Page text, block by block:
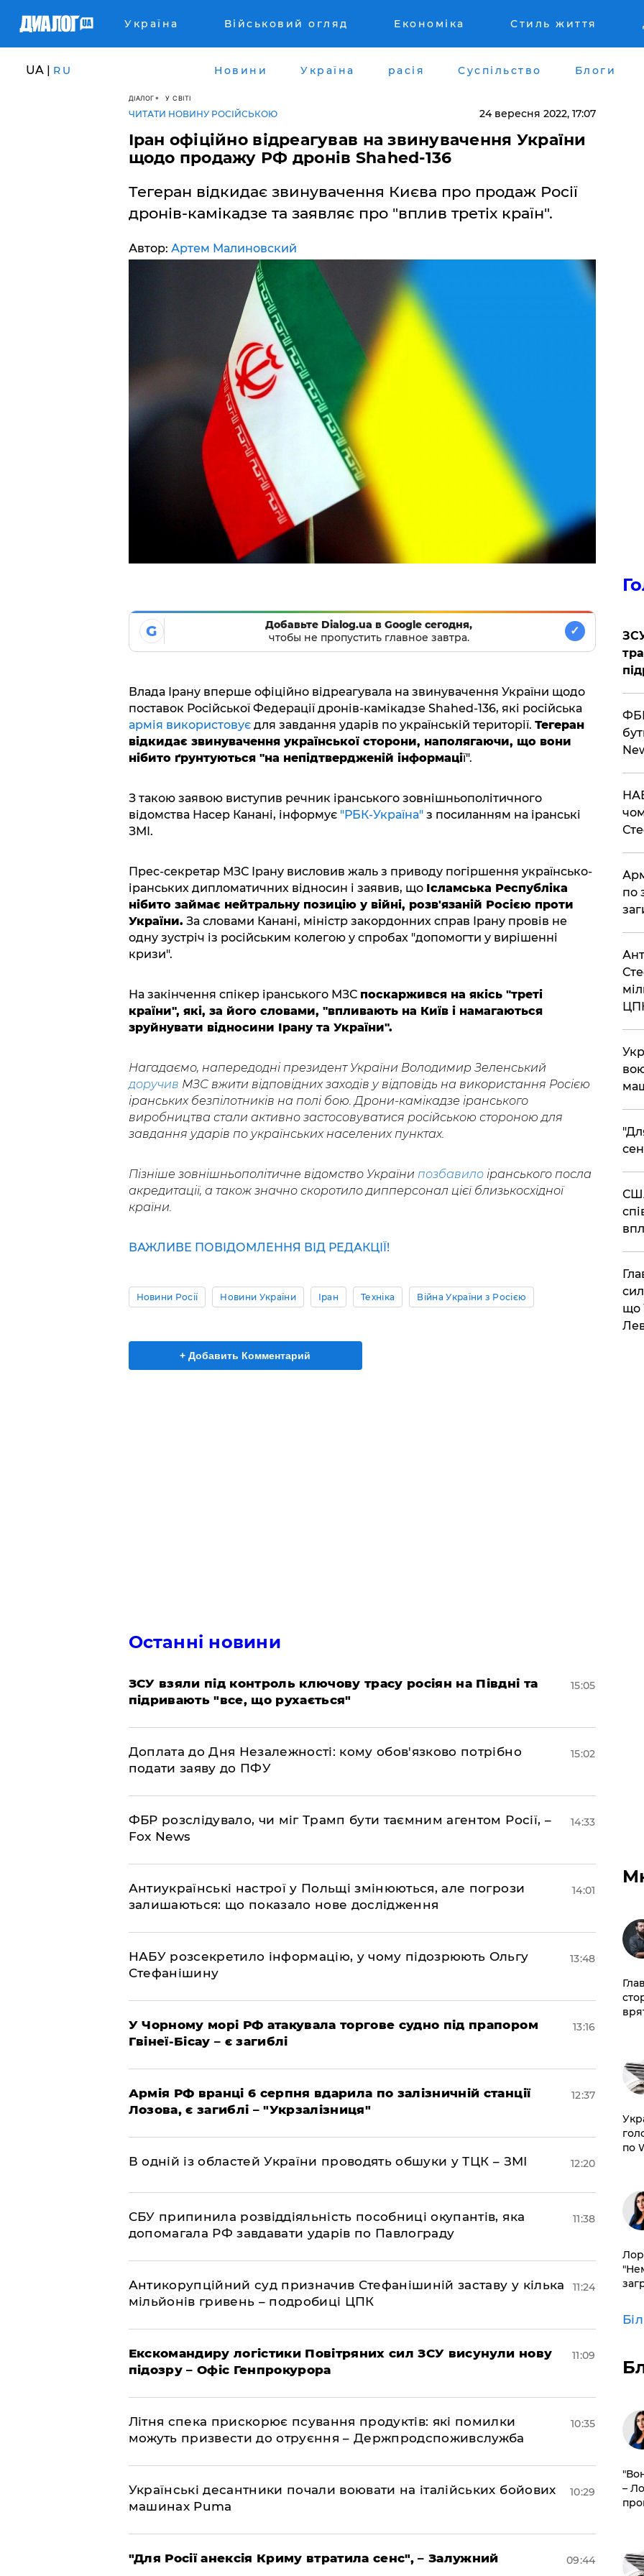
Україна Військовий огляд Економіка Стиль життя
UA | RU Новини Україна расія Суспільство Блоги
ДІАЛОГ У СВІТІ
ЧИТАТИ НОВИНУ РОСІЙСЬКОЮ 24 вересня 2022, 17:07
Іран офіційно відреагував на звинувачення України
щодо продажу РФ дронів Shahed-136
Тегеран відкидає звинувачення Києва про продаж Росії
дронів-камікадзе та заявляє про "вплив третіх країн".
Автор: Артем Малиновский
G
Добавьте Dialog.ua в Google сегодня,
чтобы не пропустить главное завтра.
✓
Влада Ірану вперше офіційно відреагувала на звинувачення України щодо
поставок Російської Федерації дронів-камікадзе Shahed-136, які російська
армія використовуєдля завдання ударів по українській території. Тегеран
відкидає звинувачення української сторони, наполягаючи, що вони
нібито ґрунтуються "на непідтвердженій інформації".
З такою заявою виступив речник іранського зовнішньополітичного
відомства Насер Канані, інформує "РБК-Україна"з посиланням на іранські
ЗМІ.
Прес-секретар МЗС Ірану висловив жаль з приводу погіршення українсько-
іранських дипломатичних відносин і заявив, що Ісламська Республіка
нібито займає нейтральну позицію у війні, розв'язаній Росією проти
України. За словами Канані, міністр закордонних справ Ірану провів не
одну зустріч із російським колегою у спробах "допомогти у вирішенні
кризи".
На закінчення спікер іранського МЗС поскаржився на якісь "треті
країни", які, за його словами, "впливають на Київ і намагаються
зруйнувати відносини Ірану та України".
Нагадаємо, напередодні президент України Володимир Зеленський
доручив МЗС вжити відповідних заходів у відповідь на використання Росією
іранських безпілотників на полі бою. Дрони-камікадзе іранського
виробництва стали активно застосовуватися російською стороною для
завдання ударів по українських населених пунктах.
Пізніше зовнішньополітичне відомство України позбавилоіранського посла
акредитації, а також значно скоротило дипперсонал цієї близькосхідної
країни.
ВАЖЛИВЕ ПОВІДОМЛЕННЯ ВІД РЕДАКЦІЇ!
Новини Росії Новини України Іран Техніка Війна України з Росією
+ Добавить Комментарий
Останні новини
ЗСУ взяли під контроль ключову трасу росіян на Півдні та
підривають "все, що рухається"
15:05
Доплата до Дня Незалежності: кому обов'язково потрібно
подати заяву до ПФУ
15:02
ФБР розслідувало, чи міг Трамп бути таємним агентом Росії, –
Fox News
14:33
Антиукраїнські настрої у Польщі змінюються, але погрози
залишаються: що показало нове дослідження
14:01
НАБУ розсекретило інформацію, у чому підозрюють Ольгу
Стефанішину
13:48
У Чорному морі РФ атакувала торгове судно під прапором
Гвінеї-Бісау – є загиблі
13:16
Армія РФ вранці 6 серпня вдарила по залізничній станції
Лозова, є загиблі – "Укрзалізниця"
12:37
В одній із областей України проводять обшуки у ТЦК – ЗМІ 12:20
СБУ припинила розвіддіяльність пособниці окупантів, яка
допомагала РФ завдавати ударів по Павлограду
11:38
Антикорупційний суд призначив Стефанішиній заставу у кілька
мільйонів гривень – подробиці ЦПК
11:24
Екскомандиру логістики Повітряних сил ЗСУ висунули нову
підозру – Офіс Генпрокурора
11:09
Літня спека прискорює псування продуктів: які помилки
можуть призвести до отруєння – Держпродспоживслужба
10:35
Українські десантники почали воювати на італійських бойових
машинах Puma
10:29
"Для Росії анексія Криму втратила сенс", – Залужний 09:44
по
що
по
–